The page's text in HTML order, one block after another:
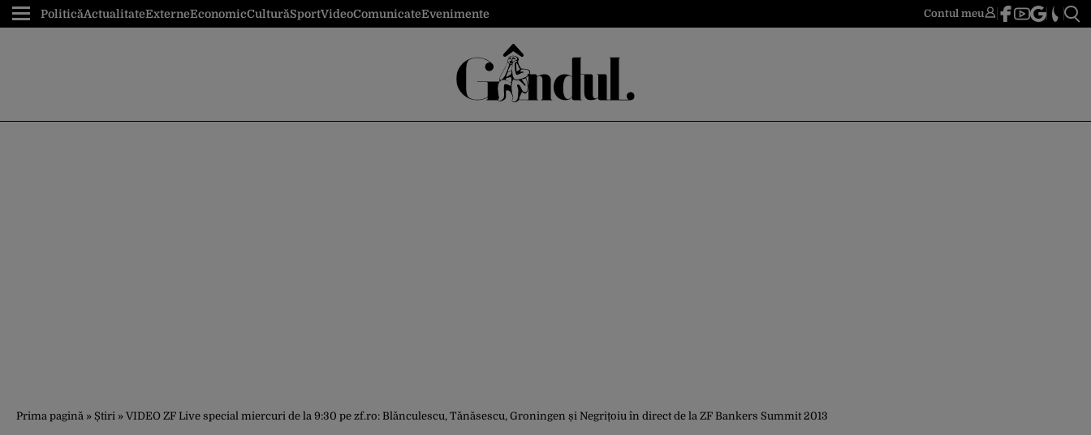
PoliticăActualitateExterneEconomicCulturăSportVideoComunicateEvenimente Contul meu
Prima pagină » Știri » VIDEO ZF Live special miercuri de la 9:30 pe zf.ro: Blănculescu, Tănăsescu, Groningen și Negrițoiu în direct de la ZF Bankers Summit 2013